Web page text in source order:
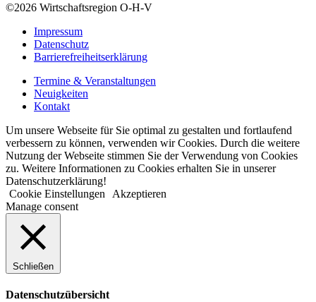
©2026 Wirtschaftsregion O-H-V
Impressum
Datenschutz
Barrierefreiheitserklärung
Termine & Veranstaltungen
Neuigkeiten
Kontakt
Um unsere Webseite für Sie optimal zu gestalten und fortlaufend
verbessern zu können, verwenden wir Cookies. Durch die weitere
Nutzung der Webseite stimmen Sie der Verwendung von Cookies
zu. Weitere Informationen zu Cookies erhalten Sie in unserer
Datenschutzerklärung!
Cookie Einstellungen
Akzeptieren
Manage consent
Schließen
Datenschutzübersicht